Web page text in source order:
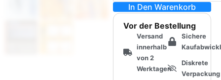
Überhitzungsschutz
Menge
In Den Warenkorb
Vor der Bestellung
Versand
innerhalb
von 2
Werktagen
Sichere
Diskrete
Verpackung